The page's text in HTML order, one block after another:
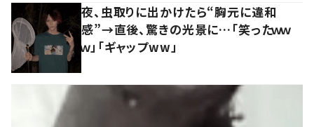
夜、虫取りに出かけたら“胸元に違和
感”→直後、驚きの光景に…「笑ったｗｗ
ｗ」「ギャップww」